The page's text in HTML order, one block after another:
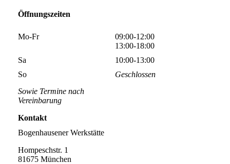
Öffnungszeiten
Mo-Fr
09:00-12:00
13:00-18:00
Sa
10:00-13:00
So
Geschlossen
Sowie Termine nach
Vereinbarung
Kontakt
Bogenhausener Werkstätte
Hompeschstr. 1
81675 München